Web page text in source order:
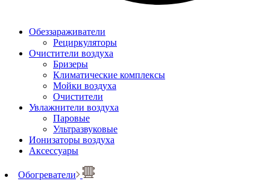
Обеззараживатели
Рециркуляторы
Очистители воздуха
Бризеры
Климатические комплексы
Мойки воздуха
Очистители
Увлажнители воздуха
Паровые
Ультразвуковые
Ионизаторы воздуха
Аксессуары
Обогреватели